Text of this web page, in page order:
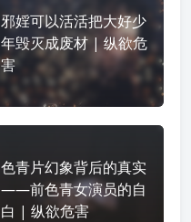
邪婬可以活活把大好少
年毁灭成废材 | 纵欲危
害
色青片幻象背后的真实
——前色青女演员的自
白 | 纵欲危害